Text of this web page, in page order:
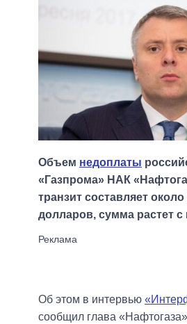
Объем недоплаты
«Газпрома» НАК
транзит составляет
долларов, сумма растет
Об этом в интервью
сообщил глава